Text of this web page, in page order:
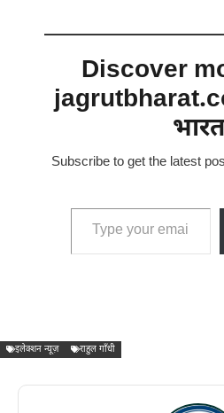
Discover
भारत
Subscribe to get the latest
Type your email…
इलेक्शन न्यूज़ राहुल गाँधी